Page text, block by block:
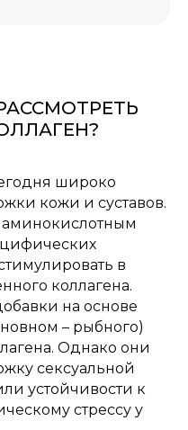
широко
кожи и суставов.
аминокислотным
в
коллагена.
на основе
– рыбного)
Однако они
сексуальной
устойчивости к
стрессу у